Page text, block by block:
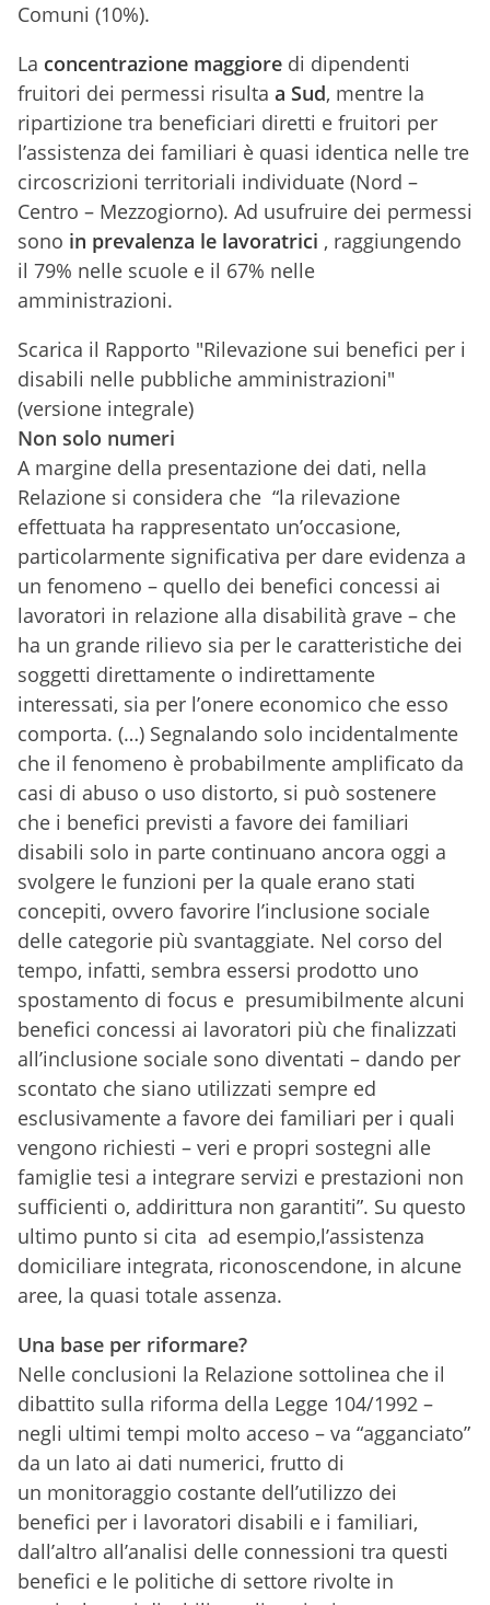
Comuni (10%).
La concentrazione maggiore di dipendenti
fruitori dei permessi risulta a Sud, mentre la
ripartizione tra beneficiari diretti e fruitori per
l’assistenza dei familiari è quasi identica nelle tre
circoscrizioni territoriali individuate (Nord –
Centro – Mezzogiorno). Ad usufruire dei permessi
sono in prevalenza le lavoratrici , raggiungendo
il 79% nelle scuole e il 67% nelle
amministrazioni.
Scarica il Rapporto "Rilevazione sui benefici per i
disabili nelle pubbliche amministrazioni"
(versione integrale)
Non solo numeri
A margine della presentazione dei dati, nella
Relazione si considera che “la rilevazione
effettuata ha rappresentato un’occasione,
particolarmente significativa per dare evidenza a
un fenomeno – quello dei benefici concessi ai
lavoratori in relazione alla disabilità grave – che
ha un grande rilievo sia per le caratteristiche dei
soggetti direttamente o indirettamente
interessati, sia per l’onere economico che esso
comporta. (…) Segnalando solo incidentalmente
che il fenomeno è probabilmente amplificato da
casi di abuso o uso distorto, si può sostenere
che i benefici previsti a favore dei familiari
disabili solo in parte continuano ancora oggi a
svolgere le funzioni per la quale erano stati
concepiti, ovvero favorire l’inclusione sociale
delle categorie più svantaggiate. Nel corso del
tempo, infatti, sembra essersi prodotto uno
spostamento di focus e presumibilmente alcuni
benefici concessi ai lavoratori più che finalizzati
all’inclusione sociale sono diventati – dando per
scontato che siano utilizzati sempre ed
esclusivamente a favore dei familiari per i quali
vengono richiesti – veri e propri sostegni alle
famiglie tesi a integrare servizi e prestazioni non
sufficienti o, addirittura non garantiti”. Su questo
ultimo punto si cita ad esempio,l’assistenza
domiciliare integrata, riconoscendone, in alcune
aree, la quasi totale assenza.
Una base per riformare?
Nelle conclusioni la Relazione sottolinea che il
dibattito sulla riforma della Legge 104/1992 –
negli ultimi tempi molto acceso – va “agganciato”
da un lato ai dati numerici, frutto di
un monitoraggio costante dell’utilizzo dei
benefici per i lavoratori disabili e i familiari,
dall’altro all’analisi delle connessioni tra questi
benefici e le politiche di settore rivolte in